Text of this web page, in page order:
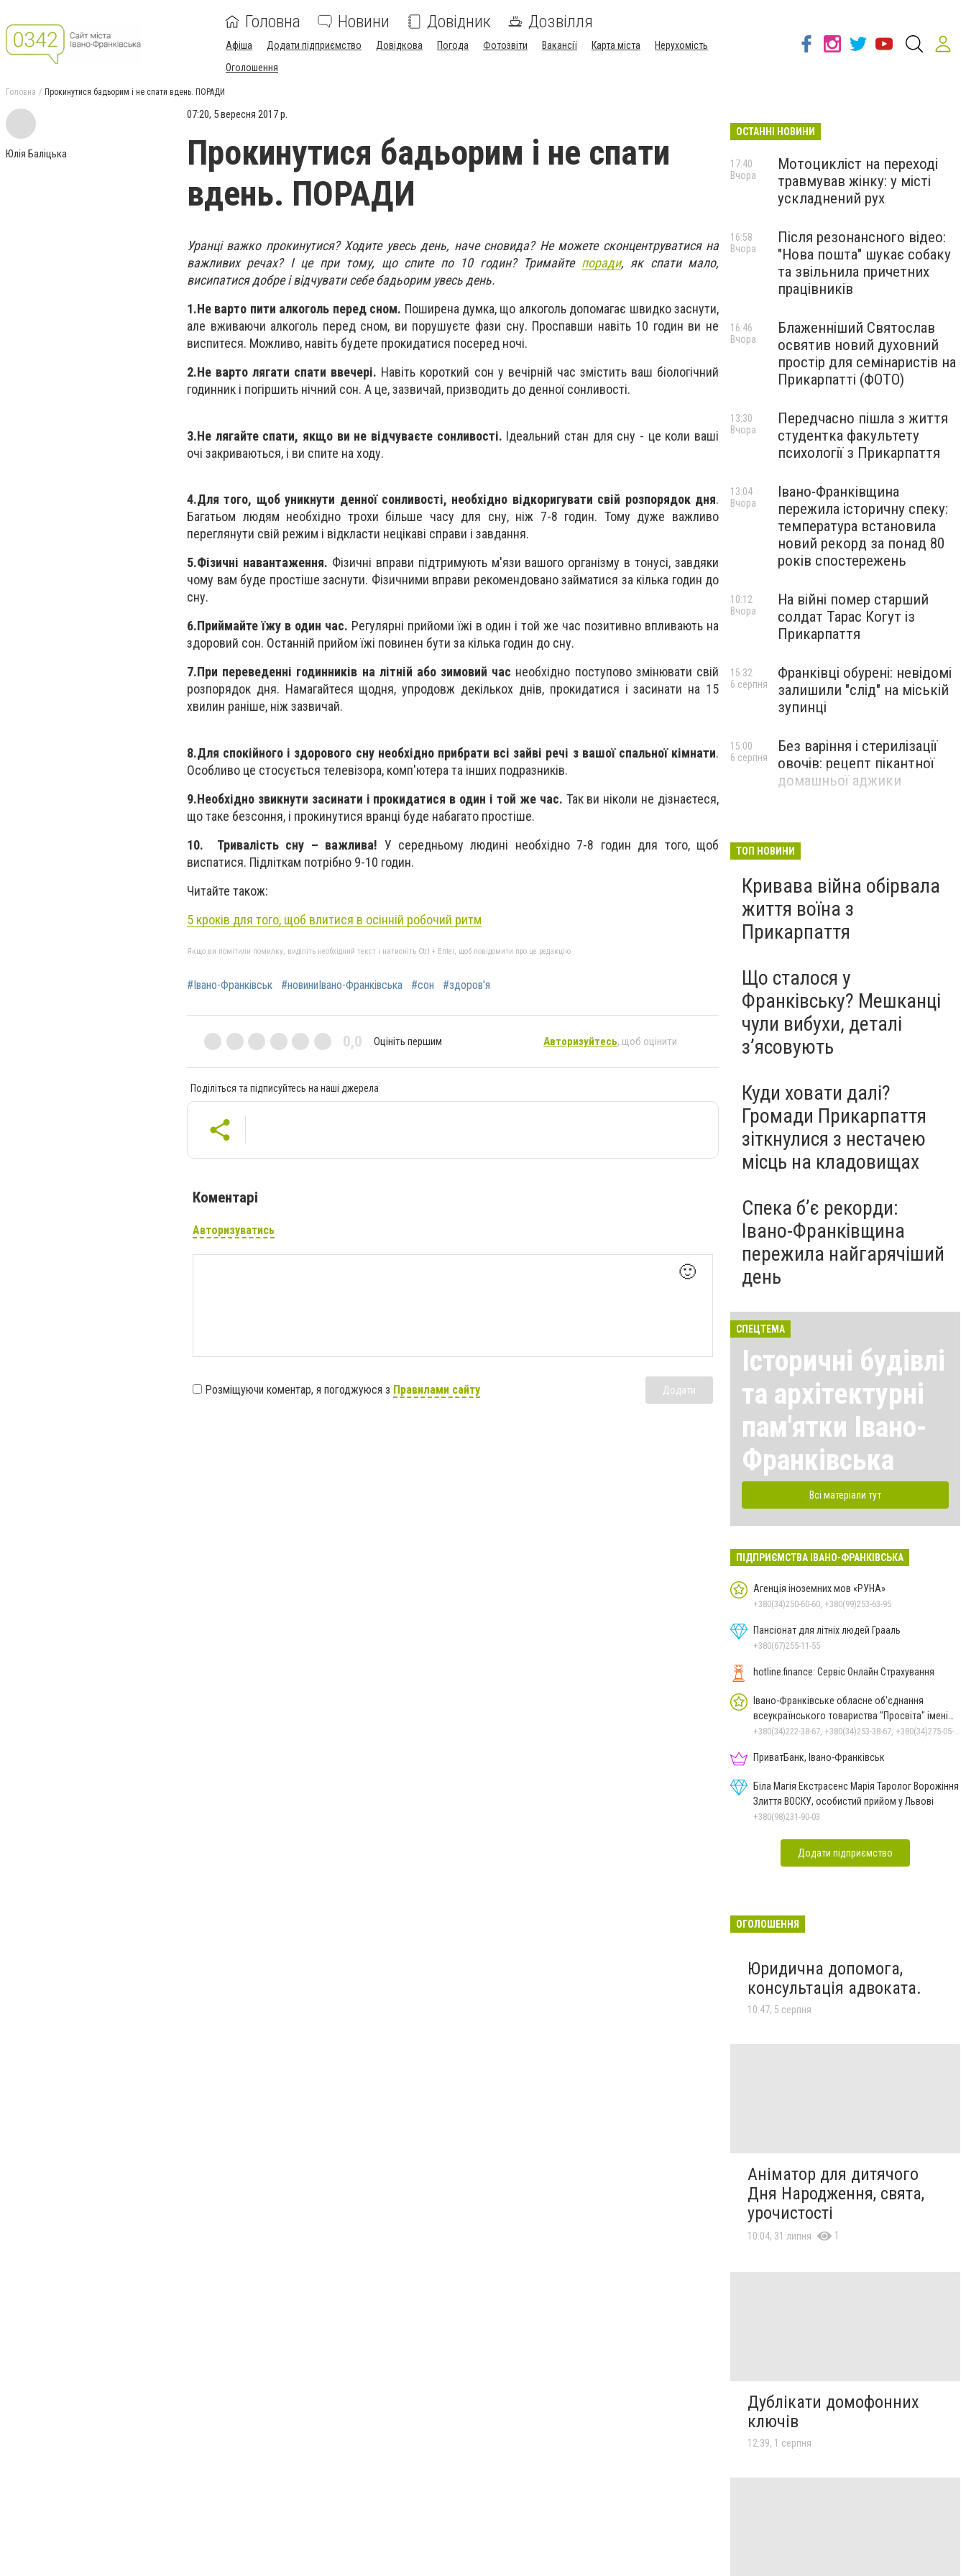
Головна Новини Довідник Дозвілля
Афіша Додати підприємство Довідкова Погода Фотозвіти Вакансії Карта міста
Нерухомість
Оголошення
Головна Прокинутися бадьорим і не спати вдень. ПОРАДИ
Юлія Баліцька
07:20, 5 вересня 2017 р.
Прокинутися бадьорим і не спати
вдень. ПОРАДИ
Уранці важко прокинутися? Ходите увесь день, наче сновида? Не можете сконцентруватися на
важливих речах? І це при тому, що спите по 10 годин? Тримайте поради, як спати мало,
висипатися добре і відчувати себе бадьорим увесь день.
1.Не варто пити алкоголь перед сном. Поширена думка, що алкоголь допомагає швидко заснути,
але вживаючи алкоголь перед сном, ви порушуєте фази сну. Проспавши навіть 10 годин ви не
виспитеся. Можливо, навіть будете прокидатися посеред ночі.
2.Не варто лягати спати ввечері. Навіть короткий сон у вечірній час змістить ваш біологічний
годинник і погіршить нічний сон. А це, зазвичай, призводить до денної сонливості.
3.Не лягайте спати, якщо ви не відчуваєте сонливості. Ідеальний стан для сну - це коли ваші
очі закриваються, і ви спите на ходу.
4.Для того, щоб уникнути денної сонливості, необхідно відкоригувати свій розпорядок дня.
Багатьом людям необхідно трохи більше часу для сну, ніж 7-8 годин. Тому дуже важливо
переглянути свій режим і відкласти нецікаві справи і завдання.
5.Фізичні навантаження. Фізичні вправи підтримують м'язи вашого організму в тонусі, завдяки
чому вам буде простіше заснути. Фізичними вправи рекомендовано займатися за кілька годин до
сну.
6.Приймайте їжу в один час. Регулярні прийоми їжі в один і той же час позитивно впливають на
здоровий сон. Останній прийом їжі повинен бути за кілька годин до сну.
7.При переведенні годинників на літній або зимовий час необхідно поступово змінювати свій
розпорядок дня. Намагайтеся щодня, упродовж декількох днів, прокидатися і засинати на 15
хвилин раніше, ніж зазвичай.
8.Для спокійного і здорового сну необхідно прибрати всі зайві речі з вашої спальної кімнати.
Особливо це стосується телевізора, комп'ютера та інших подразників.
9.Необхідно звикнути засинати і прокидатися в один і той же час. Так ви ніколи не дізнаєтеся,
що таке безсоння, і прокинутися вранці буде набагато простіше.
10. Тривалість сну – важлива! У середньому людині необхідно 7-8 годин для того, щоб
виспатися. Підліткам потрібно 9-10 годин.
Читайте також:
5 кроків для того, щоб влитися в осінній робочий ритм
Якщо ви помітили помилку, виділіть необхідний текст і натисніть Ctrl + Enter, щоб повідомити про це редакцію
#Івано-Франківськ #новиниІвано-Франківська #сон #здоров'я
0,0 Оцініть першим Авторизуйтесь, щоб оцінити
Поділіться та підписуйтесь на наші джерела
Коментарі
Авторизуватись
🙂
Розміщуючи коментар, я погоджуюся з Правилами сайту Додати
ОСТАННІ НОВИНИ
Мотоцикліст на переході
травмував жінку: у місті
ускладнений рух
17:40
Вчора
Після резонансного відео:
"Нова пошта" шукає собаку
та звільнила причетних
працівників
16:58
Вчора
Блаженніший Святослав
освятив новий духовний
простір для семінаристів на
Прикарпатті (ФОТО)
16:46
Вчора
Передчасно пішла з життя
студентка факультету
психології з Прикарпаття
13:30
Вчора
Івано-Франківщина
пережила історичну спеку:
температура встановила
новий рекорд за понад 80
років спостережень
13:04
Вчора
На війні помер старший
солдат Тарас Когут із
Прикарпаття
10:12
Вчора
Франківці обурені: невідомі
залишили "слід" на міській
зупинці
15:32
6 серпня
Без варіння і стерилізації
овочів: рецепт пікантної
домашньої аджики
15:00
6 серпня
ТОП НОВИНИ
Кривава війна обірвала
життя воїна з
Прикарпаття
Що сталося у
Франківську? Мешканці
чули вибухи, деталі
з’ясовують
Куди ховати далі?
Громади Прикарпаття
зіткнулися з нестачею
місць на кладовищах
Спека б’є рекорди:
Івано-Франківщина
пережила найгарячіший
день
СПЕЦТЕМА
Історичні будівлі
та архітектурні
пам'ятки Івано-
Франківська
Всі матеріали тут
ПІДПРИЄМСТВА ІВАНО-ФРАНКІВСЬКА
Агенція іноземних мов «РУНА»
+380(34)250-60-60, +380(99)253-63-95
Пансіонат для літніх людей Грааль
+380(67)255-11-55
hotline.finance: Сервіс Онлайн Страхування
Івано-Франківське обласне об'єднання
всеукраїнського товариства "Просвіта" імені
Тараса Шевченка
ПриватБанк, Івано-Франківськ
Біла Магія Екстрасенс Марія Таролог Ворожіння
Злиття ВОСКУ, особистий прийом у Львові
+380(98)231-90-03
Додати підприємство
ОГОЛОШЕННЯ
Юридична допомога,
консультація адвоката.
10:47, 5 серпня
Аніматор для дитячого
Дня Народження, свята,
урочистості
10:04, 31 липня 1
Дублікати домофонних
ключів
12:39, 1 серпня